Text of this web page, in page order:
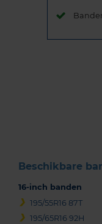
Beschikbare
16-inch banden
195/55R16 87T
195/65R16 92H